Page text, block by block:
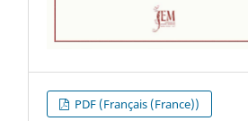
PDF (Français (France))